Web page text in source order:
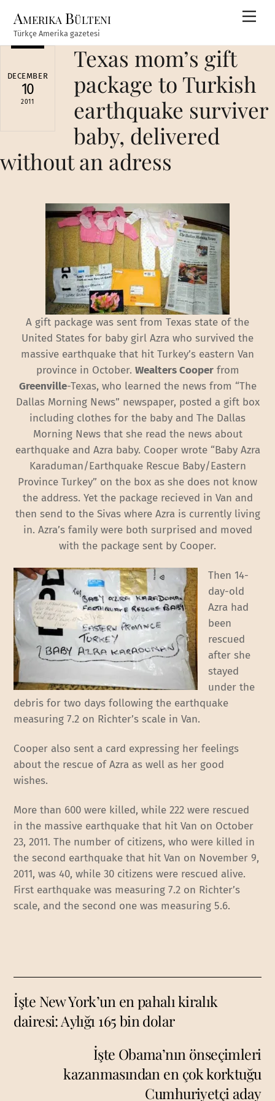
content
Amerika Bülteni
Türkçe Amerika gazetesi
DECEMBER
10
2011
Texas mom’s gift
package to Turkish
earthquake surviver
baby, delivered
without an adress
A gift package was sent from Texas state of the
United States for baby girl Azra who survived the
massive earthquake that hit Turkey’s eastern Van
province in October. Wealters Cooperfrom
Greenville-Texas, who learned the news from “The
Dallas Morning News” newspaper, posted a gift box
including clothes for the baby and The Dallas
Morning News that she read the news about
earthquake and Azra baby. Cooper wrote “Baby Azra
Karaduman/Earthquake Rescue Baby/Eastern
Province Turkey” on the box as she does not know
the address. Yet the package recieved in Van and
then send to the Sivas where Azra is currently living
in. Azra’s family were both surprised and moved
with the package sent by Cooper.
Then 14-
day-old
Azra had
been
rescued
after she
stayed
under the
debris for two days following the earthquake
measuring 7.2 on Richter’s scale in Van.
Cooper also sent a card expressing her feelings
about the rescue of Azra as well as her good
wishes.
More than 600 were killed, while 222 were rescued
in the massive earthquake that hit Van on October
23, 2011. The number of citizens, who were killed in
the second earthquake that hit Van on November 9,
2011, was 40, while 30 citizens were rescued alive.
First earthquake was measuring 7.2 on Richter’s
scale, and the second one was measuring 5.6.
İşte New York’un en pahalı kiralık
dairesi: Aylığı 165 bin dolar
İşte Obama’nın önseçimleri
kazanmasından en çok korktuğu
Cumhuriyetçi aday